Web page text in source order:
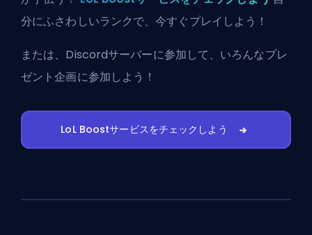
分にふさわしいランクで、今すぐプレイしよう！
または、 Discordサーバーに参加して、いろんなプレ
ゼント企画に参加しよう！
LoL Boostサービスをチェックしよう